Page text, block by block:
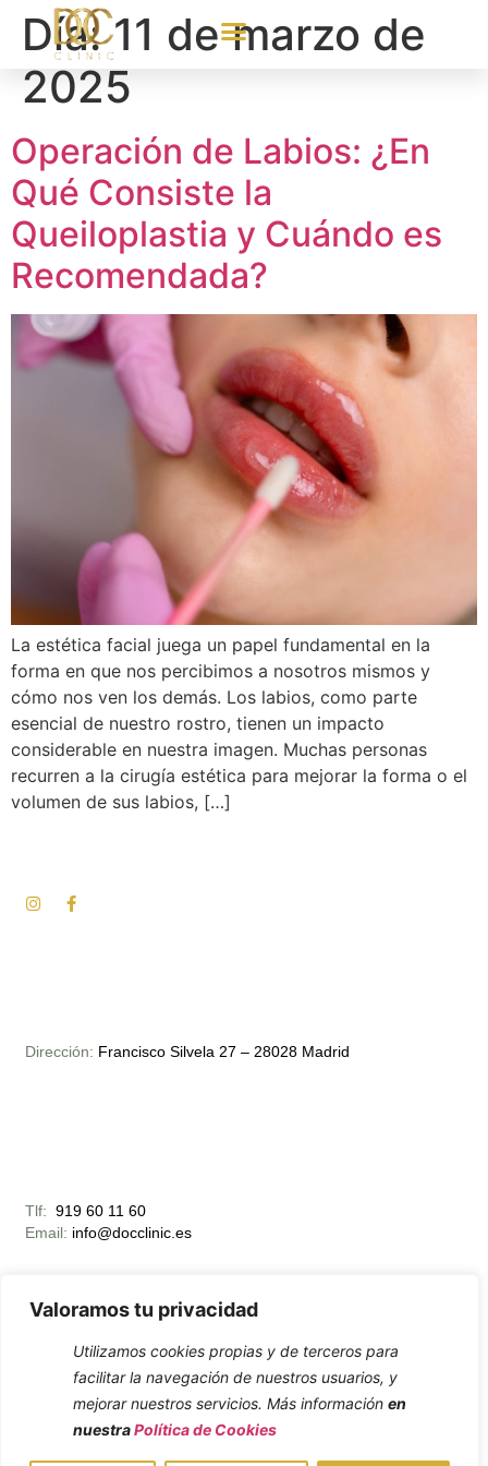
Valoramos tu privacidad
Utilizamos cookies propias y de terceros para
facilitar la navegación de nuestros usuarios, y
mejorar nuestros servicios. Más información en
nuestraPolítica de Cookies
Día:11 de marzo de
2025
Operación de Labios: ¿En
Qué Consiste la
Queiloplastia y Cuándo es
Recomendada?
La estética facial juega un papel fundamental en la
forma en que nos percibimos a nosotros mismos y
cómo nos ven los demás. Los labios, como parte
esencial de nuestro rostro, tienen un impacto
considerable en nuestra imagen. Muchas personas
recurren a la cirugía estética para mejorar la forma o el
volumen de sus labios, […]
Lunes – Viernes 10:00 – 19:00
Tlf: 919 60 11 60
Email: info@docclinic.es
Dirección: Francisco Silvela 27 – 28028 Madrid